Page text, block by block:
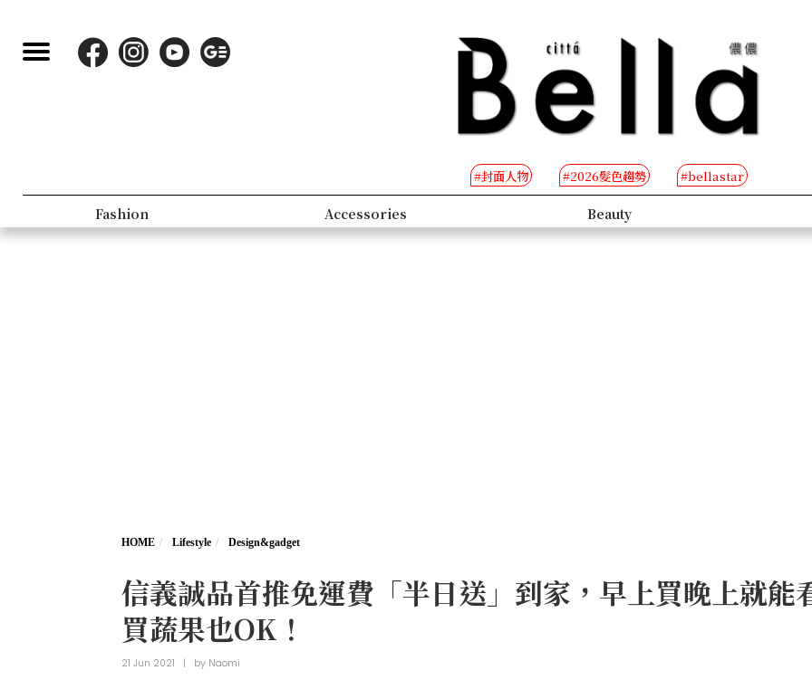
#封面人物 #2026髮色趨勢 #bellastar
Fashion Accessories Beauty
HOME Lifestyle Design&gadget
信義誠品首推免運費「半日送」到家，早上買晚上就能
買蔬果也OK！
21 Jun 2021 | by Naomi